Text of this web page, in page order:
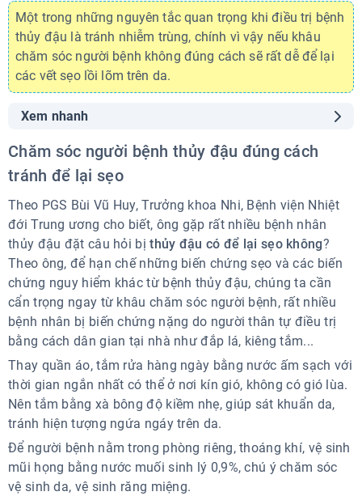
Một trong những nguyên tắc quan trọng khi điều trị bệnh
thủy đậu là tránh nhiễm trùng, chính vì vậy nếu khâu
chăm sóc người bệnh không đúng cách sẽ rất dễ để lại
các vết sẹo lồi lõm trên da.
Xem nhanh
lại sẹo
Các phương pháp thông dụng chữa sẹo thủy đậu
Trị sẹo bằng kem trị sẹo
Cách phòng tránh thủy đậu
Chăm sóc người bệnh thủy đậu đúng cách
tránh để lại sẹo
Theo PGS Bùi Vũ Huy, Trưởng khoa Nhi, Bệnh viện Nhiệt
đới Trung ương cho biết, ông gặp rất nhiều bệnh nhân
thủy đậu đặt câu hỏi bịthủy đậu có để lại sẹo không?
Theo ông, để hạn chế những biến chứng sẹo và các biến
chứng nguy hiểm khác từ bệnh thủy đậu, chúng ta cần
cẩn trọng ngay từ khâu chăm sóc người bệnh, rất nhiều
bệnh nhân bị biến chứng nặng do người thân tự điều trị
bằng cách dân gian tại nhà như đắp lá, kiêng tắm...
Thay quần áo, tắm rửa hàng ngày bằng nước ấm sạch với
thời gian ngắn nhất có thể ở nơi kín gió, không có gió lùa.
Nên tắm bằng xà bông độ kiềm nhẹ, giúp sát khuẩn da,
tránh hiện tượng ngứa ngáy trên da.
Để người bệnh nằm trong phòng riêng, thoáng khí, vệ sinh
mũi họng bằng nước muối sinh lý 0,9%, chú ý chăm sóc
vệ sinh da, vệ sinh răng miệng.